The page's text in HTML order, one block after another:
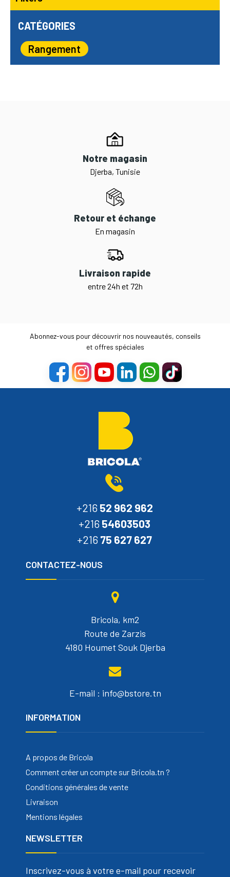
CATÉGORIES
Rangement
Notre magasin
Djerba, Tunisie
Retour et échange
En magasin
Livraison rapide
entre 24h et 72h
Abonnez-vous pour découvrir nos nouveautés, conseils
et offres spéciales
+216 52 962 962
+216 54603503
+216 75 627 627
CONTACTEZ-NOUS
Bricola, km2
Route de Zarzis
4180 Houmet Souk Djerba
E-mail : info@bstore.tn
INFORMATION
A propos de Bricola
Comment créer un compte sur Bricola.tn ?
Conditions générales de vente
Livraison
Mentions légales
NEWSLETTER
Inscrivez-vous à votre e-mail pour recevoir